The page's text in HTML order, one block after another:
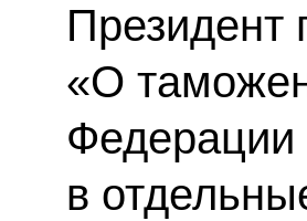
Президент
«О
Федерации
в